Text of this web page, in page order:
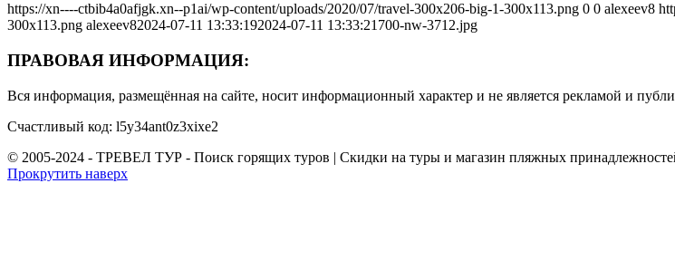
https://xn----ctbib4a0afjgk.xn--p1ai/wp-content/uploads/2020/07/travel-300x206-big-1-300x113.png 0 0 alexeev8
300x113.png alexeev82024-07-11 13:33:192024-07-11 13:33:21 700-nw-3712.jpg
ПРАВОВАЯ ИНФОРМАЦИЯ:
Вся информация, размещённая на сайте, носит информационный характер и не является рекламой и
Счастливый код: l5y34ant0z3xixe2
© 2005-2024 - ТРЕВЕЛ ТУР - Поиск горящих туров | Скидки на туры и магазин пляжных
Прокрутить наверх